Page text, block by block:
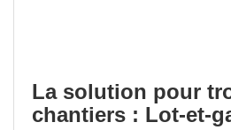
La solution pour
chantiers : Lot-et-